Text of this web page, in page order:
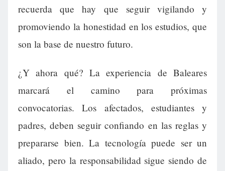
recuerda que hay que seguir vigilando y
promoviendo la honestidad en los estudios, que
son la base de nuestro futuro.
¿Y ahora qué? La experiencia de Baleares
marcará el camino para próximas
convocatorias. Los afectados, estudiantes y
padres, deben seguir confiando en las reglas y
prepararse bien. La tecnología puede ser un
aliado, pero la responsabilidad sigue siendo de